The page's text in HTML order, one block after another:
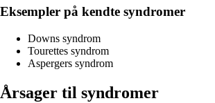
Eksempler på kendte syndromer
Downs syndrom
Tourettes syndrom
Aspergers syndrom
Årsager til syndromer